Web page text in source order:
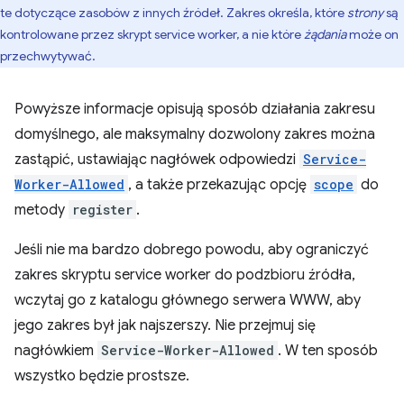
te dotyczące zasobów z innych źródeł. Zakres określa, które stronysą
kontrolowane przez skrypt service worker, a nie któreżądaniamoże on
przechwytywać.
Powyższe informacje opisują sposób działania zakresu
domyślnego, ale maksymalny dozwolony zakres można
zastąpić, ustawiając nagłówek odpowiedzi Service-
Worker-Allowed , a także przekazując opcję scope do
metody register .
Jeśli nie ma bardzo dobrego powodu, aby ograniczyć
zakres skryptu service worker do podzbioru źródła,
wczytaj go z katalogu głównego serwera WWW, aby
jego zakres był jak najszerszy. Nie przejmuj się
nagłówkiem Service-Worker-Allowed . W ten sposób
wszystko będzie prostsze.